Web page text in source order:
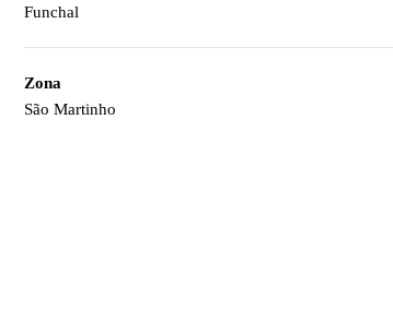
Funchal
Zona
São Martinho